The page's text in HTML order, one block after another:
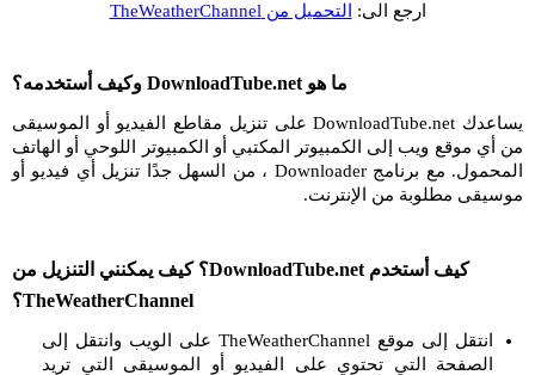
ارجع الى: التحميل من TheWeatherChannel
ما هو DownloadTube.net وكيف أستخدمه؟
يساعدك DownloadTube.net على تنزيل مقاطع الفيديو أو الموسيقى
من أي موقع ويب إلى الكمبيوتر المكتبي أو الكمبيوتر اللوحي أو الهاتف
المحمول. مع برنامج Downloader ، من السهل جدًا تنزيل أي فيديو أو
موسيقى مطلوبة من الإنترنت.
كيف أستخدم DownloadTube.net؟ كيف يمكنني التنزيل من
TheWeatherChannel؟
انتقل إلى موقع TheWeatherChannel على الويب وانتقل إلى
الصفحة التي تحتوي على الفيديو أو الموسيقى التي تريد